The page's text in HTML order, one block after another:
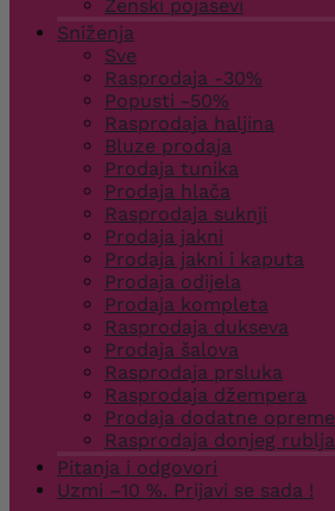
Ženski pojasevi
Sniženja
Sve
Rasprodaja -30%
Popusti -50%
Rasprodaja haljina
Bluze prodaja
Prodaja tunika
Prodaja hlača
Rasprodaja suknji
Prodaja jakni
Prodaja jakni i kaputa
Prodaja odijela
Prodaja kompleta
Rasprodaja dukseva
Prodaja šalova
Rasprodaja prsluka
Rasprodaja džempera
Prodaja dodatne opreme
Rasprodaja donjeg rublja
Pitanja i odgovori
Uzmi –10 %. Prijavi se sada !